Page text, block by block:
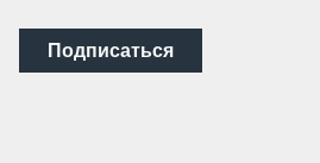
Подписаться